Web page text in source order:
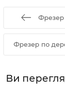
Фрезер
Фрезер по
Ви